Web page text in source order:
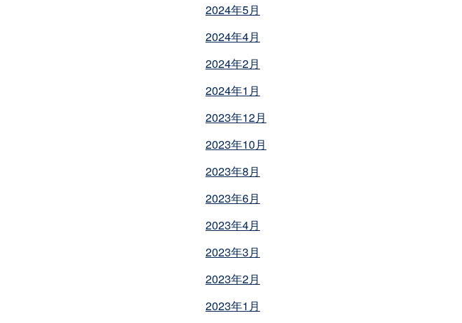
2024年5月
2024年4月
2024年2月
2024年1月
2023年12月
2023年10月
2023年8月
2023年6月
2023年4月
2023年3月
2023年2月
2023年1月